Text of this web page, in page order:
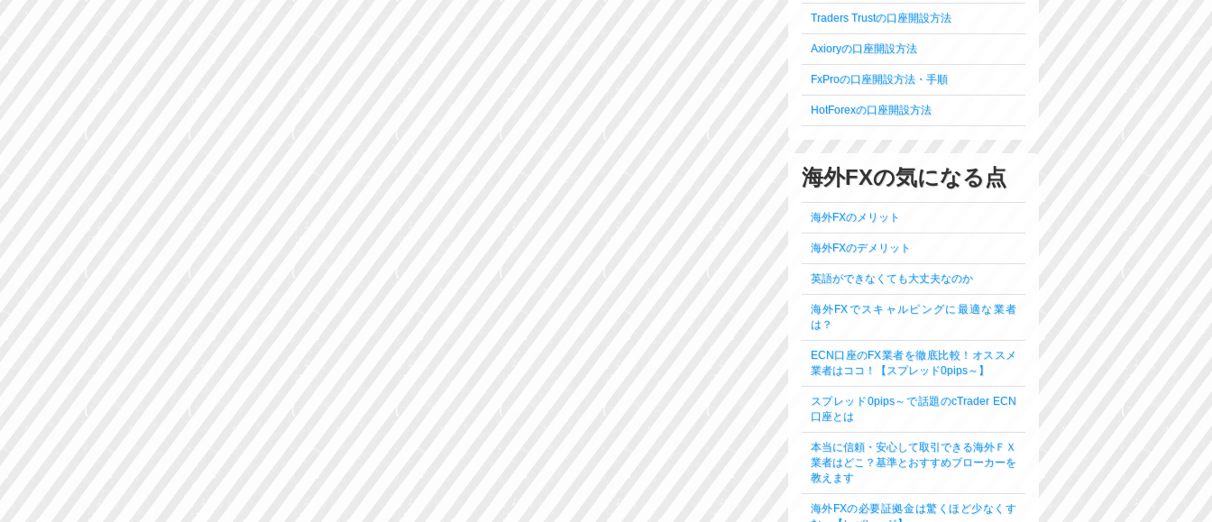
Traders Trustの口座開設方法
Axioryの口座開設方法
FxProの口座開設方法・手順
HotForexの口座開設方法
海外FXの気になる点
海外FXのメリット
海外FXのデメリット
英語ができなくても大丈夫なのか
海外FXでスキャルピングに最適な業者
は？
ECN口座のFX業者を徹底比較！オススメ
業者はココ！【スプレッド0pips～】
スプレッド0pips～で話題のcTrader ECN
口座とは
本当に信頼・安心して取引できる海外ＦＸ
業者はどこ？基準とおすすめブローカーを
教えます
海外FXの必要証拠金は驚くほど少なくす